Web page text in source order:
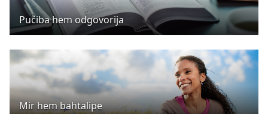
Pućiba hem odgovorija
Mir hem bahtalipe